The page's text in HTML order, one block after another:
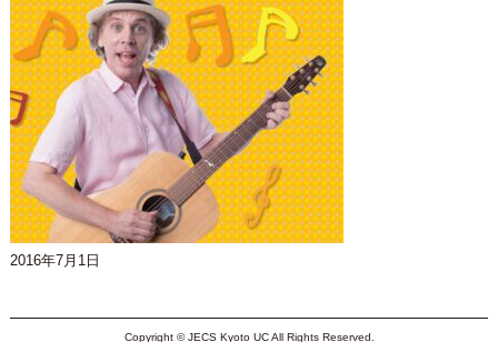
2016年7月1日
Copyright © JECS Kyoto UC All Rights Reserved.